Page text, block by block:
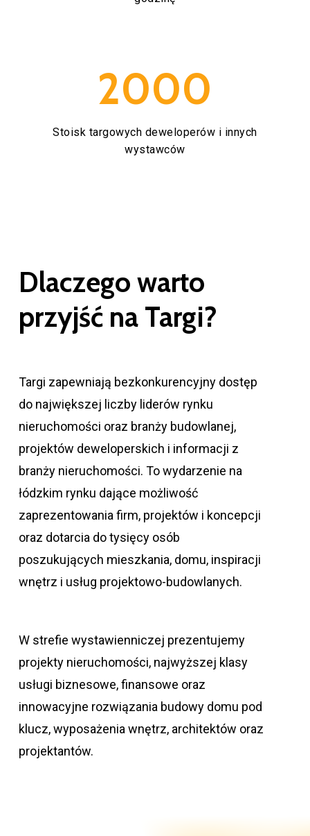
2000
Stoisk targowych deweloperów i innych
wystawców
Dlaczego warto
przyjść na Targi?
Targi zapewniają bezkonkurencyjny dostęp
do największej liczby liderów rynku
nieruchomości oraz branży budowlanej,
projektów deweloperskich i informacji z
branży nieruchomości. To wydarzenie na
łódzkim rynku dające możliwość
zaprezentowania firm, projektów i koncepcji
oraz dotarcia do tysięcy osób
poszukujących mieszkania, domu, inspiracji
wnętrz i usług projektowo-budowlanych.
W strefie wystawienniczej prezentujemy
projekty nieruchomości, najwyższej klasy
usługi biznesowe, finansowe oraz
innowacyjne rozwiązania budowy domu pod
klucz, wyposażenia wnętrz, architektów oraz
projektantów.